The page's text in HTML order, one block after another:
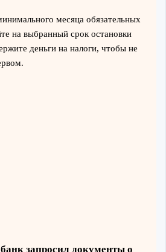
месяца обязательных
на выбранный срок остановки
деньги на налоги, чтобы не
запросил документы о